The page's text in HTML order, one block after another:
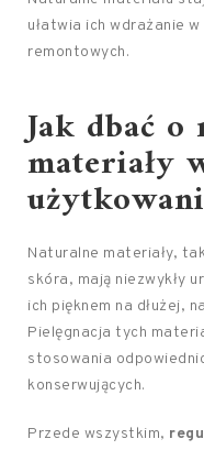
ułatwia ich wdrażanie
remontowych.
Jak dbać
materiały
Naturalne materiały,
skóra, mają niezwykły
ich pięknem na dłużej,
Pielęgnacja tych
stosowania
konserwujących.
Przede wszystkim,